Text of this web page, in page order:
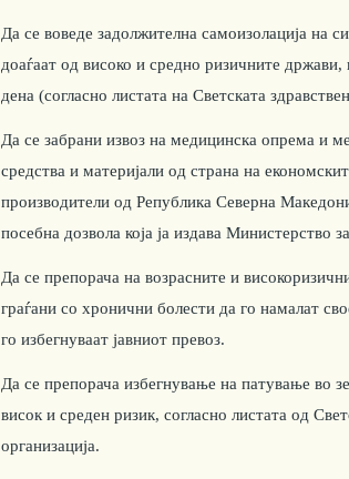
Да се воведе задолжителна самоизолација на
доаѓаат од високо и средно ризичните
дена (согласно листата на Светската
Да се забрани извоз на медицинска опрема и
средства и материјали од страна на
производители од Република Северна
посебна дозвола која ја издава Министерство
Да се препорача на возрасните и
граѓани со хронични болести да го намалат
го избегнуваат јавниот превоз.
Да се препорача избегнување на патување во
висок и среден ризик, согласно листата од
организација.